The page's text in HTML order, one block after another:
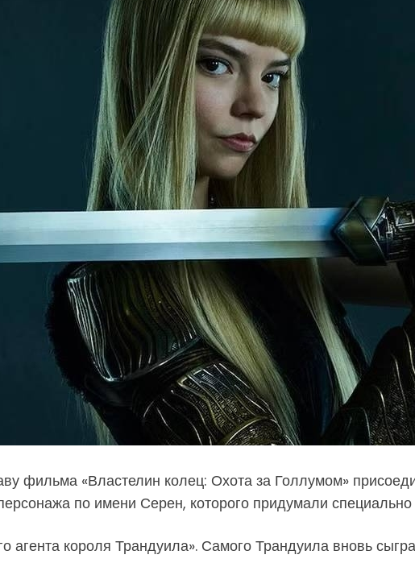
фильма «Властелин колец: Охота за Голлумом»
по имени Серен, которого придумали
агента короля Трандуила». Самого Трандуила вновь